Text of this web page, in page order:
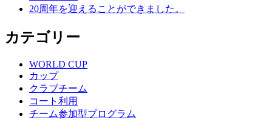
20周年を迎えることができました。
カテゴリー
WORLD CUP
カップ
クラブチーム
コート利用
チーム参加型プログラム